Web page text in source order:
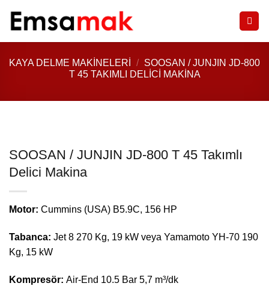
atla
KAYA DELME MAKINELERI / SOOSAN / JUNJIN JD-800
T 45 TAKIMLI DELICI MAKINA
SOOSAN / JUNJIN JD-800 T 45 Takımlı
Delici Makina
Motor: Cummins (USA) B5.9C, 156 HP
Tabanca: Jet 8 270 Kg, 19 kW veya Yamamoto YH-70 190
Kg, 15 kW
Kompresör: Air-End 10.5 Bar 5,7 m³/dk